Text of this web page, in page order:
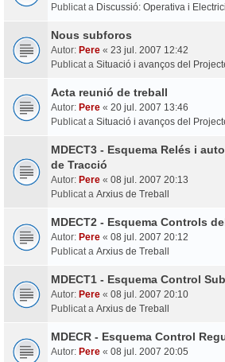
Publicat a Discussió: Operativa i
Nous subforos
Autor: Pere « 23 jul. 2007 12:42
Publicat a Situació i avanços del
Acta reunió de treball
Autor: Pere « 20 jul. 2007 13:46
Publicat a Situació i avanços del
MDECT3 - Esquema Relés i
de Tracció
Autor: Pere « 08 jul. 2007 20:13
Publicat a Arxius de Treball
MDECT2 - Esquema Controls
Autor: Pere « 08 jul. 2007 20:12
Publicat a Arxius de Treball
MDECT1 - Esquema Control
Autor: Pere « 08 jul. 2007 20:10
Publicat a Arxius de Treball
MDECR - Esquema Control
Autor: Pere « 08 jul. 2007 20:05